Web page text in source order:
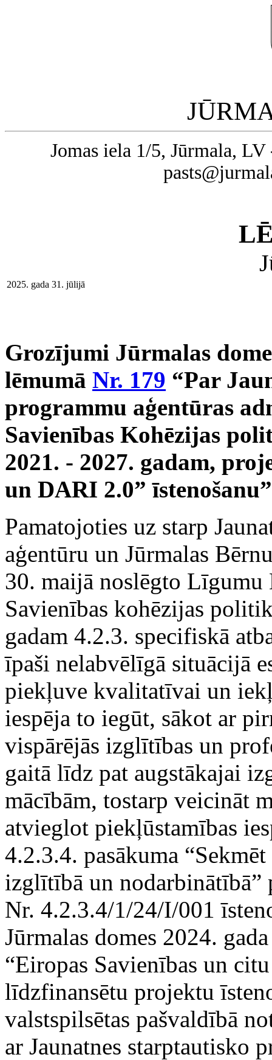
Jomas iela 1/5, Jūrmala,
2025. gada 31. jūlijā
Grozījumi Jūrmalas
lēmumā Nr. 179 “Par
programmu aģentūras
Savienības Kohēzijas
2021. - 2027. gadam,
un DARI 2.0” īstenošanu”
Pamatojoties uz starp
aģentūru un Jūrmalas
30. maijā noslēgto Līgumu
Savienības kohēzijas
gadam 4.2.3. specifiskā
īpaši nelabvēlīgā situācijā
piekļuve kvalitatīvai un
iespēja to iegūt, sākot ar
vispārējās izglītības un
gaitā līdz pat augstākajai
mācībām, tostarp veicināt
atvieglot piekļūstamības
4.2.3.4. pasākuma
izglītībā un
Nr. 4.2.3.4/1/24/I/001
Jūrmalas domes 2024.
“Eiropas Savienības un
līdzfinansētu projektu
valstspilsētas pašvaldībā
ar Jaunatnes starptautisko